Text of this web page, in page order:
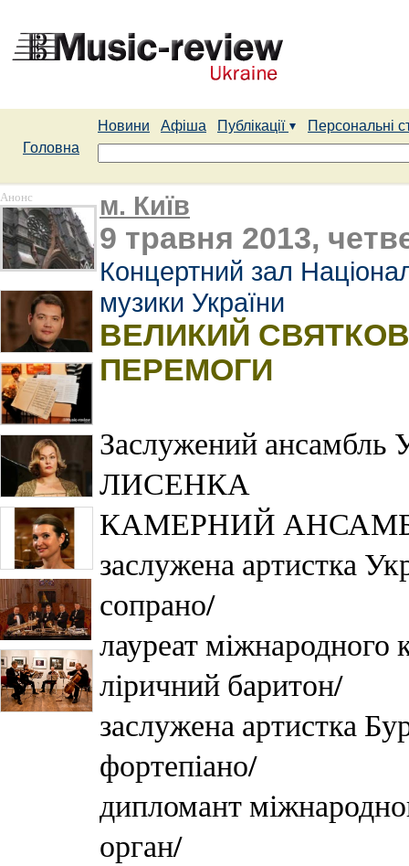
Новини Афіша Публікації
Персональні
Головна
Анонс м. Київ
9 травня 2013,
Концертний зал
музики України
ВЕЛИКИЙ
ПЕРЕМОГИ
Заслужений
ЛИСЕНКА
КАМЕРНИЙ
заслужена артистка
сопрано/
лауреат
ліричний баритон/
заслужена артистка
фортепіано/
дипломант
орган/